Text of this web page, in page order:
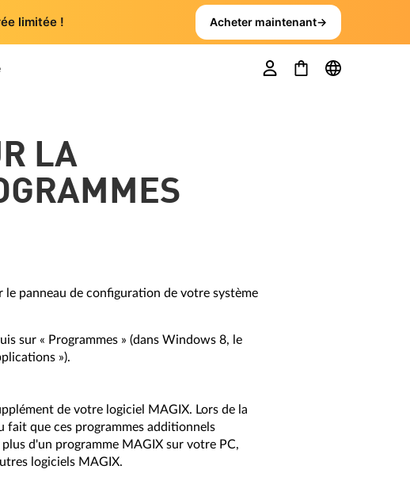
limitée ! Acheter maintenant→
LA
panneau de configuration de votre système
sur « Programmes » (dans Windows 8, le
»).
de votre logiciel MAGIX. Lors de la
fait que ces programmes additionnels
d'un programme MAGIX sur votre PC,
logiciels MAGIX.